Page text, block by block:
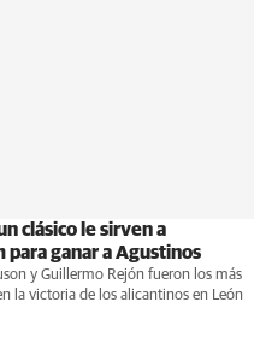
clásico le sirven a
para ganar a Agustinos
y Guillermo Rejón fueron los más
la victoria de los alicantinos en León